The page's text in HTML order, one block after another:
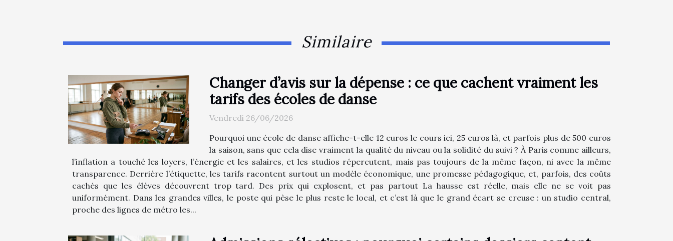
Similaire
Changer d’avis sur la dépense : ce que cachent vraiment les
tarifs des écoles de danse
Vendredi 26/06/2026
Pourquoi une école de danse affiche-t-elle 12 euros le cours ici, 25 euros là, et parfois plus de 500 euros
la saison, sans que cela dise vraiment la qualité du niveau ou la solidité du suivi ? À Paris comme ailleurs,
l’inflation a touché les loyers, l’énergie et les salaires, et les studios répercutent, mais pas toujours de la même façon, ni avec la même
transparence. Derrière l’étiquette, les tarifs racontent surtout un modèle économique, une promesse pédagogique, et, parfois, des coûts
cachés que les élèves découvrent trop tard. Des prix qui explosent, et pas partout La hausse est réelle, mais elle ne se voit pas
uniformément. Dans les grandes villes, le poste qui pèse le plus reste le local, et c’est là que le grand écart se creuse : un studio central,
proche des lignes de métro les...